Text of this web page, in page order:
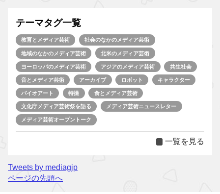
テーマタグ一覧
教育とメディア芸術 社会のなかのメディア芸術
地域のなかのメディア芸術 北米のメディア芸術
ヨーロッパのメディア芸術 アジアのメディア芸術 共生社会
音とメディア芸術 アーカイブ ロボット キャラクター
バイオアート 特撮 食とメディア芸術
文化庁メディア芸術祭を語る メディア芸術ニュースレター
メディア芸術オープントーク
一覧を見る
Tweets by mediagjp
ページの先頭へ